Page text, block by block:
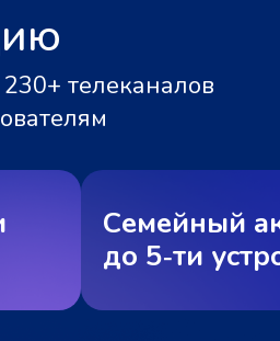
телеканалов
Семейный
до 5‑ти